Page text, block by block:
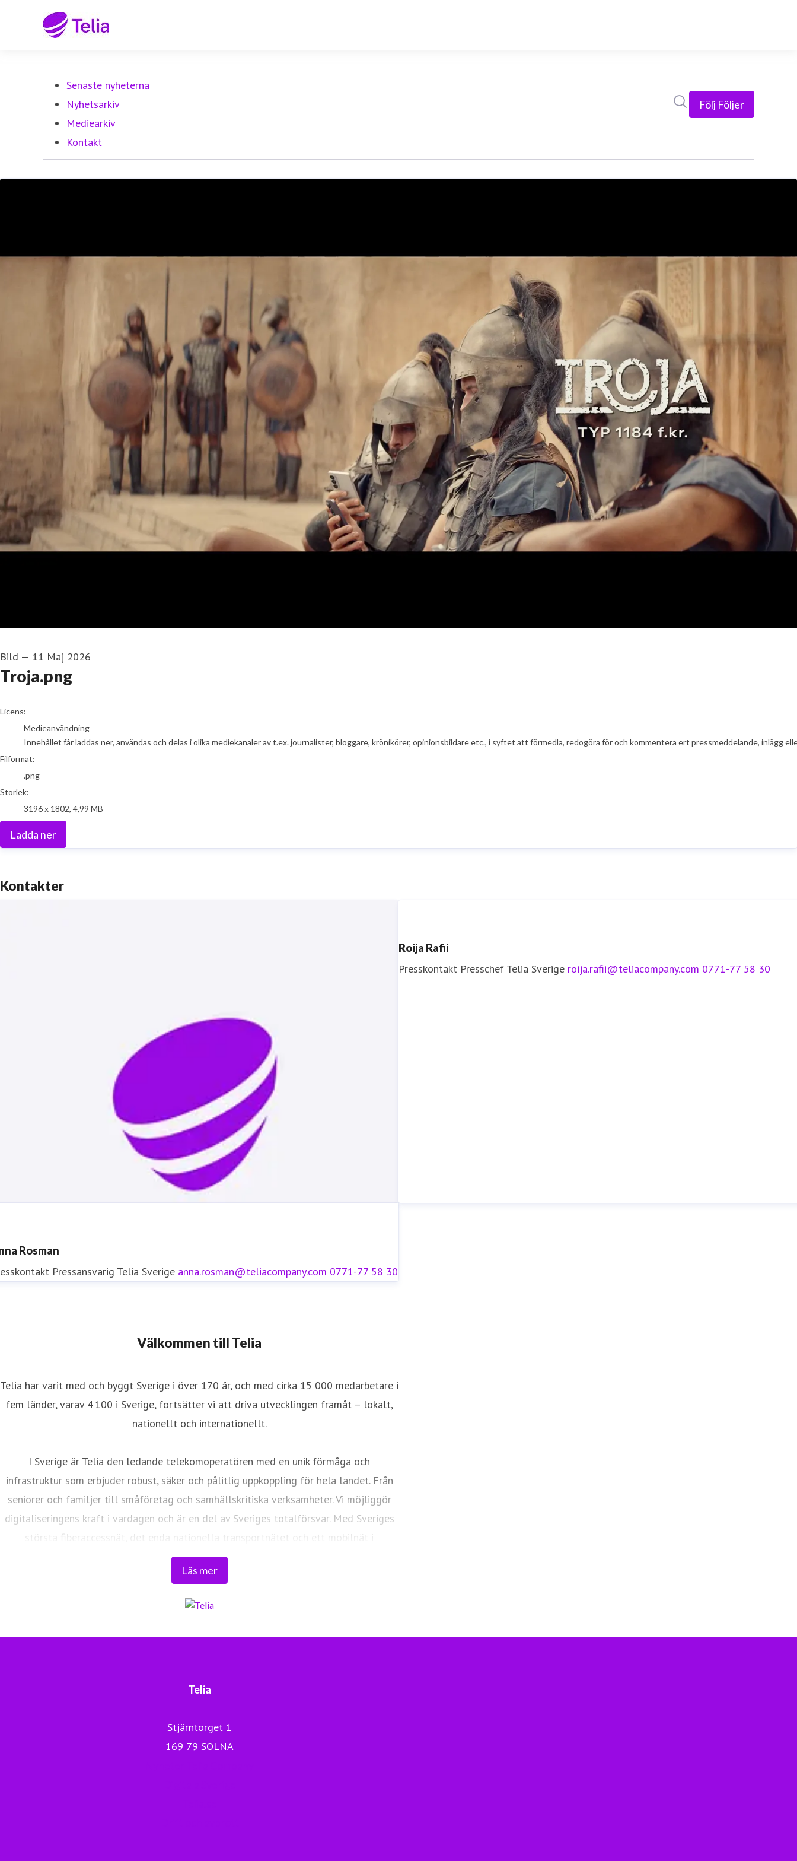
Senaste nyheterna
Nyhetsarkiv
Mediearkiv
Kontakt
Följ Följer
Bild — 11 Maj 2026
Troja.png
go to media item
Licens:
Medieanvändning
Innehållet får laddas ner, användas och delas i olika mediekanaler av t.ex. journalister, bloggare, krönikörer, opinionsbildare etc., i syftet att förmedla, redogöra för och kommentera ert pressmeddelande,
Filformat:
.png
Storlek:
3196 x 1802, 4,99 MB
Ladda ner
Kontakter
Roija Rafii
Presskontakt Presschef Telia Sverige roija.rafii@teliacompany.com 0771-77 58 30
Rosman
Pressansvarig Telia Sverige anna.rosman@teliacompany.com 0771-77 58 30
Välkommen till Telia
Läs mer
Telia har varit med och byggt Sverige i över 170 år, och med cirka 15 000 medarbetare i
fem länder, varav 4 100 i Sverige, fortsätter vi att driva utvecklingen framåt – lokalt,
nationellt och internationellt.
I Sverige är Telia den ledande telekomoperatören med en unik förmåga och
infrastruktur som erbjuder robust, säker och pålitlig uppkoppling för hela landet. Från
seniorer och familjer till småföretag och samhällskritiska verksamheter. Vi möjliggör
digitaliseringens kraft i vardagen och är en del av Sveriges totalförsvar. Med Sveriges
största fiberaccessnät, det enda nationella transportnätet och ett mobilnät i
världsklass skapar vi en enklare, smartare och mer meningsfull vardag och framtid.
Telia
Stjärntorget 1
169 79 SOLNA